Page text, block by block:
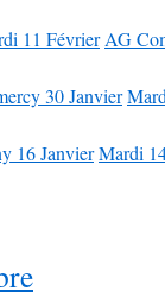
11 Février AG
30 Janvier
16 JanvierMardi